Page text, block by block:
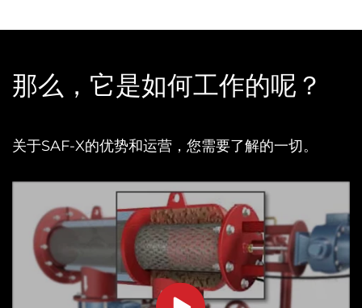
那么，它是如何工作的呢？
关于SAF-X的优势和运营，您需要了解的一切。